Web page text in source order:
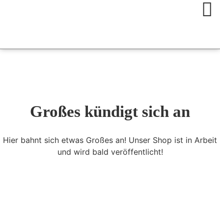
Großes kündigt sich an
Hier bahnt sich etwas Großes an! Unser Shop ist in Arbeit
und wird bald veröffentlicht!